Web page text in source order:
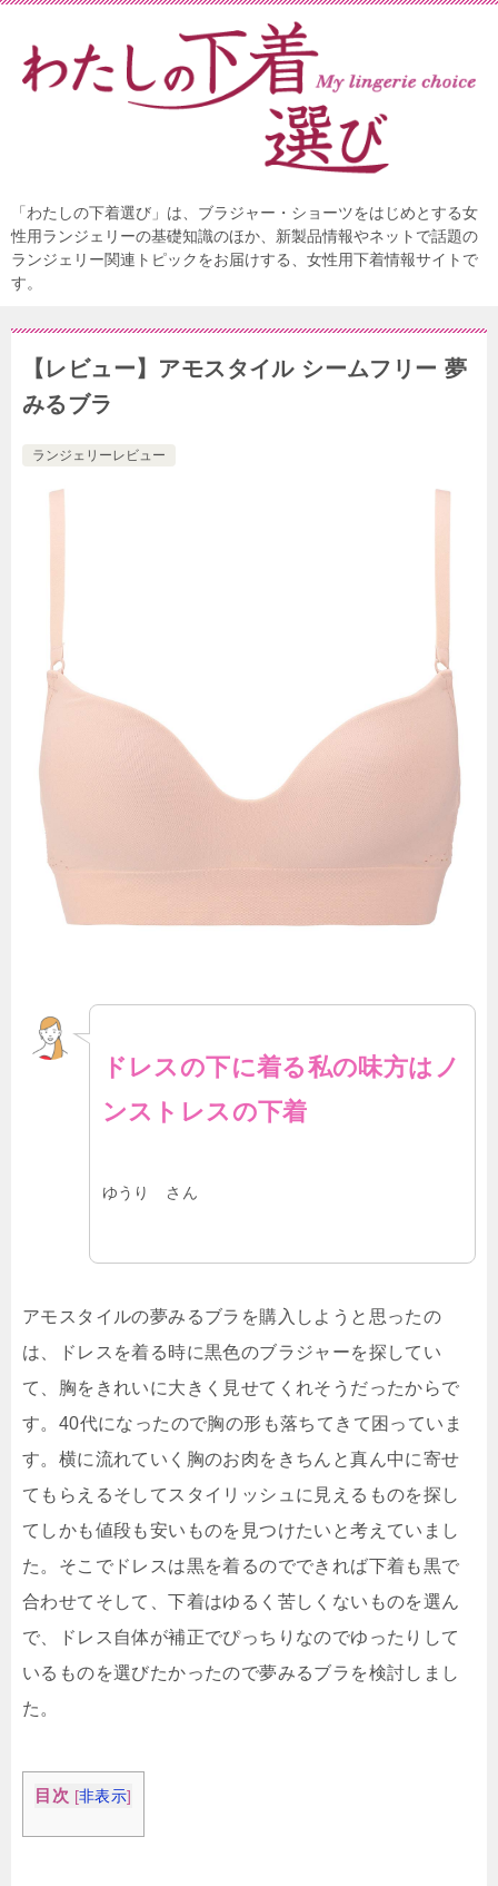
「わたしの下着選び」は、ブラジャー・ショーツをはじめとする女
性用ランジェリーの基礎知識のほか、新製品情報やネットで話題の
ランジェリー関連トピックをお届けする、女性用下着情報サイトで
す。
【レビュー】アモスタイル シームフリー 夢
みるブラ
ランジェリーレビュー
ドレスの下に着る私の味方はノ
ンストレスの下着
ゆうり さん
アモスタイルの夢みるブラを購入しようと思ったの
は、ドレスを着る時に黒色のブラジャーを探してい
て、胸をきれいに大きく見せてくれそうだったからで
す。40代になったので胸の形も落ちてきて困っていま
す。横に流れていく胸のお肉をきちんと真ん中に寄せ
てもらえるそしてスタイリッシュに見えるものを探し
てしかも値段も安いものを見つけたいと考えていまし
た。そこでドレスは黒を着るのでできれば下着も黒で
合わせてそして、下着はゆるく苦しくないものを選ん
で、ドレス自体が補正でぴっちりなのでゆったりして
いるものを選びたかったので夢みるブラを検討しまし
た。
目次 [非表示]